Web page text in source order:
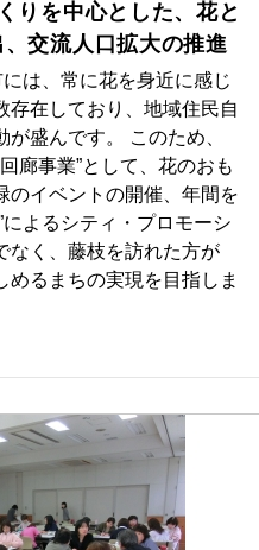
りを中心とした、花と
交流人口拡大の推進
は、常に花を身近に感じ
存在しており、地域住民自
盛んです。 このため、
廊事業”として、花のおも
のイベントの開催、年間を
よるシティ・プロモーシ
なく、藤枝を訪れた方が
るまちの実現を目指しま